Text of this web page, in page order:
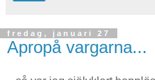
fredag, januari 27
Apropå vargarna...